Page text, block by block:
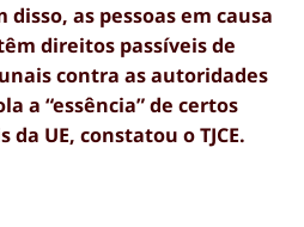
as pessoas em causa
direitos passíveis de
contra as autoridades
a “essência” de certos
UE, constatou o TJCE.